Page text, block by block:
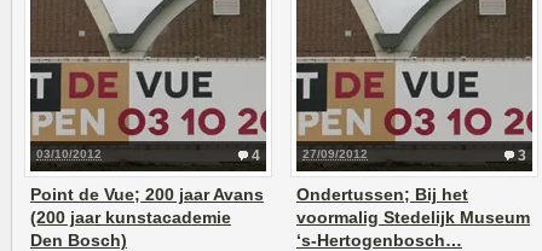
4
03/10/2012
Point de Vue; 200 jaar Avans
(200 jaar kunstacademie
Den Bosch)
3
27/09/2012
Ondertussen; Bij het
voormalig Stedelijk Museum
‘s-Hertogenbosch…